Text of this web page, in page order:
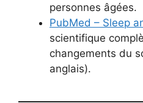
personnes âgées.
PubMed – Sleep
scientifique
changements du
anglais).